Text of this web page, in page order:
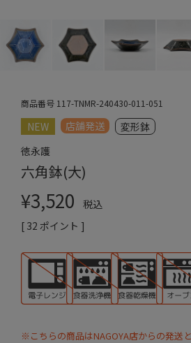
商品番号 117-TNMR-240430-011-051
NEW 店舗発送
変形鉢
徳永護
六角鉢(大)
¥3,520
税込
[ 32 ポイント ]
※こちらの商品はNAGOYA店からの発送